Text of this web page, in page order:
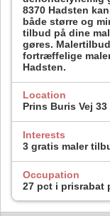
8370 Hadsten
både større og
tilbud på dine
gøres.
fortræffelige
Hadsten.
Location
Prins Buris Vej 33
Interests
3 gratis maler
Occupation
27 pct i prisrabat